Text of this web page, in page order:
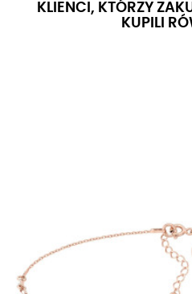
KLIENCI, KTÓRZY
KUPILI